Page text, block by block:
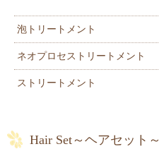
泡トリートメント
ネオプロセストリートメント
ストリートメント
Hair Set～ヘアセット～